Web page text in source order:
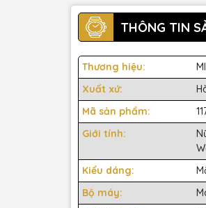
THÔNG TIN
Thương hiệu:
Xuất xứ:
Mã sản phẩm:
Giới tính:
Kiểu dáng:
Bộ máy: